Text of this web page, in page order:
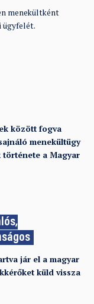
menekültként
ügyfelét.
között fogva
menekültügy
története a Magyar
jár el a magyar
küld vissza